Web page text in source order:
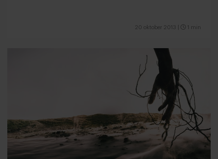
20 oktober 2013 1 min